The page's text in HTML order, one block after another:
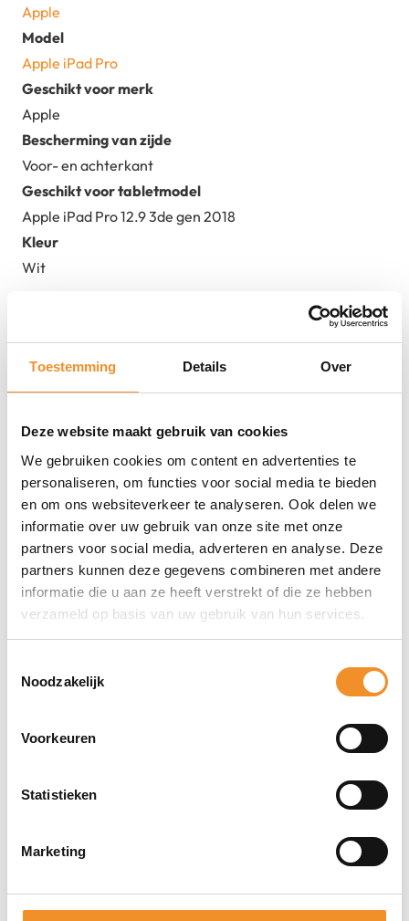
Toestemming Details Over
Deze website maakt gebruik van cookies
We gebruiken cookies om content en advertenties te
personaliseren, om functies voor social media te bieden
en om ons websiteverkeer te analyseren. Ook delen we
informatie over uw gebruik van onze site met onze
partners voor social media, adverteren en analyse. Deze
partners kunnen deze gegevens combineren met andere
informatie die u aan ze heeft verstrekt of die ze hebben
verzameld op basis van uw gebruik van hun services.
Noodzakelijk
Voorkeuren
Statistieken
Marketing
Apple
Model
Apple iPad Pro
Geschikt voor merk
Apple
Bescherming van zijde
Voor- en achterkant
Geschikt voor tabletmodel
Apple iPad Pro 12.9 3de gen 2018
Kleur
Wit
Alles over de Apple – Smart
Cover – iPad Pro 12.9 3de gen
2018 – Wit
De Apple Smart Cover in wit is speciaal ontworpen voor
de iPad Pro 12.9 inch (3e generatie, 2018) en biedt een
slanke, stijlvolle bescherming. Deze cover beschermt
het scherm van je iPad tegen krassen en stof, en klikt
magnetisch vast voor een perfecte pasvorm. Dankzij de
automatische slaap- en wekkfunctie blijft je iPad
energiezuinig in gebruik. De Smart Cover kan eenvoudig
omgevouwen worden tot standaard, ideaal voor typen,
Sterke punten
Perfecte pasvorm voor iPad Pro 12.9 (2018)
bevestiging
Direct erbij bestellen